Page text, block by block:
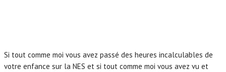
Si tout comme moi vous avez passé des heures incalculables de
votre enfance sur la NES et si tout comme moi vous avez vu et